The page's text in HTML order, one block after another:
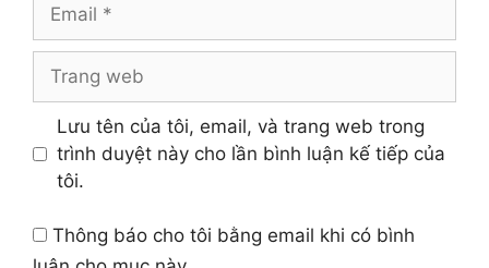
web
Lưu tên của tôi, email, và trang web trong
trình duyệt này cho lần bình luận kế tiếp của
tôi.
Thông báo cho tôi bằng email khi có bình